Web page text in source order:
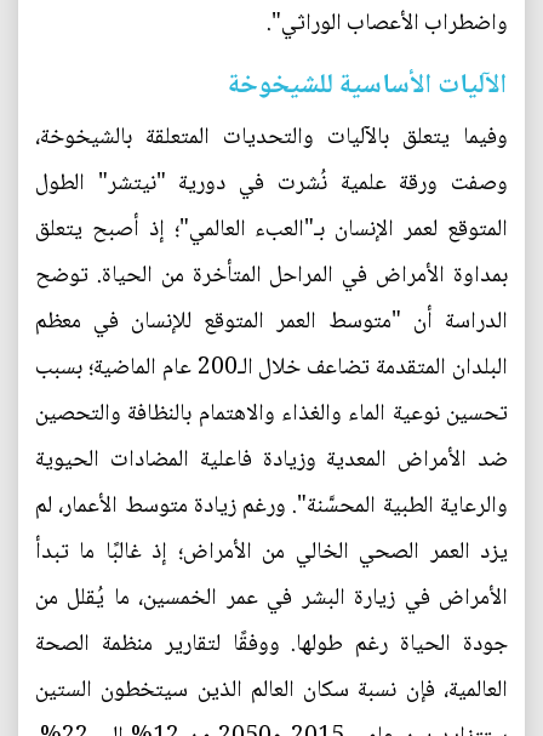
واضطراب الأعصاب الوراثي".
الآليات الأساسية للشيخوخة
وفيما يتعلق بالآليات والتحديات المتعلقة بالشيخوخة،
وصفت ورقة علمية نُشرت في دورية "نيتشر" الطول
المتوقع لعمر الإنسان بـ"العبء العالمي"؛ إذ أصبح يتعلق
بمداوة الأمراض في المراحل المتأخرة من الحياة. توضح
الدراسة أن "متوسط العمر المتوقع للإنسان في معظم
البلدان المتقدمة تضاعف خلال الـ200 عام الماضية؛ بسبب
تحسين نوعية الماء والغذاء والاهتمام بالنظافة والتحصين
ضد الأمراض المعدية وزيادة فاعلية المضادات الحيوية
والرعاية الطبية المحسَّنة". ورغم زيادة متوسط الأعمار، لم
يزد العمر الصحي الخالي من الأمراض؛ إذ غالبًا ما تبدأ
الأمراض في زيارة البشر في عمر الخمسين، ما يُقلل من
جودة الحياة رغم طولها. ووفقًا لتقارير منظمة الصحة
العالمية، فإن نسبة سكان العالم الذين سيتخطون الستين